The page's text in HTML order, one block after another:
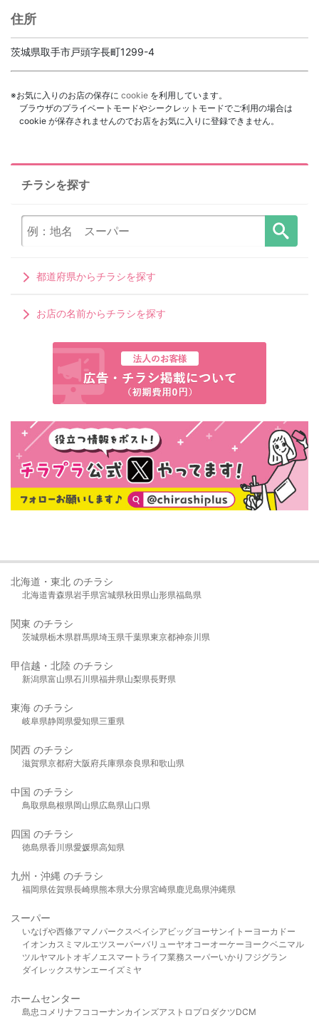
住所
茨城県取手市戸頭字長町1299-4
※お気に入りのお店の保存に cookie を利用しています。
ブラウザのプライベートモードやシークレットモードでご利用の場合は
cookie が保存されませんのでお店をお気に入りに登録できません。
チラシを探す
都道府県からチラシを探す
お店の名前からチラシを探す
北海道・東北 のチラシ
北海道青森県岩手県宮城県秋田県山形県福島県
関東 のチラシ
茨城県栃木県群馬県埼玉県千葉県東京都神奈川県
甲信越・北陸 のチラシ
新潟県富山県石川県福井県山梨県長野県
東海 のチラシ
岐阜県静岡県愛知県三重県
関西 のチラシ
滋賀県京都府大阪府兵庫県奈良県和歌山県
中国 のチラシ
鳥取県島根県岡山県広島県山口県
四国 のチラシ
徳島県香川県愛媛県高知県
九州・沖縄 のチラシ
福岡県佐賀県長崎県熊本県大分県宮崎県鹿児島県沖縄県
スーパー
いなげや西條アマノパークスベイシア ビッグヨーサンイトーヨーカドー
イオンカスミ マルエツスーパーバリューヤオコーオーケー ヨークベニマル
ツルヤマルト オギノ エスマート ライフ業務スーパーいかり フジグラン
ダイレックスサンエーイズミヤ
ホームセンター
島忠 コメリ ナフコ コーナンカインズアストロプロダクツDCM